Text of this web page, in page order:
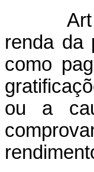
renda da
como
ou a